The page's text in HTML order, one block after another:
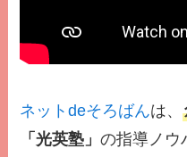
ネットdeそろばんは、
「光英塾」の指導ノウ